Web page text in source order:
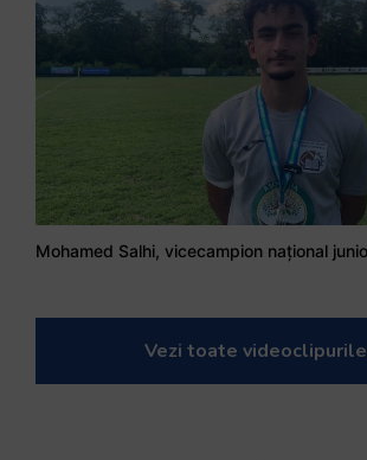
Vezi toate videoclipurile